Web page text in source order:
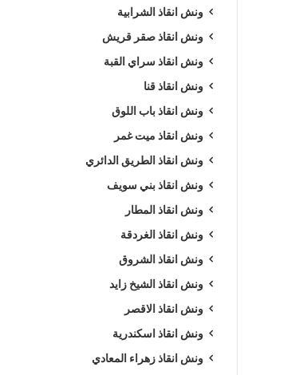
ونش انقاذ الشرابية
ونش انقاذ صقر قريش
ونش انقاذ سراي القبة
ونش انقاذ قنا
ونش انقاذ باب اللوق
ونش انقاذ ميت غمر
ونش انقاذ الطريق الدائري
ونش انقاذ بني سويف
ونش انقاذ المطار
ونش انقاذ الغردقة
ونش انقاذ الشروق
ونش انقاذ الشيخ زايد
ونش انقاذ الاقصر
ونش انقاذ اسكندرية
ونش انقاذ زهراء المعادي